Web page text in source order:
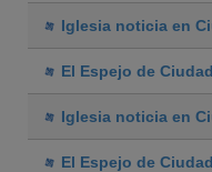
Iglesia noticia en
El Espejo de
Iglesia noticia en
El Espejo de